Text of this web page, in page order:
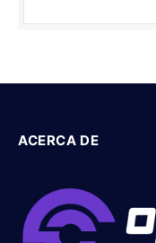
ACERCA DE